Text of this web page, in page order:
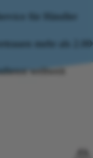
für Händler
mehr als
weltweit